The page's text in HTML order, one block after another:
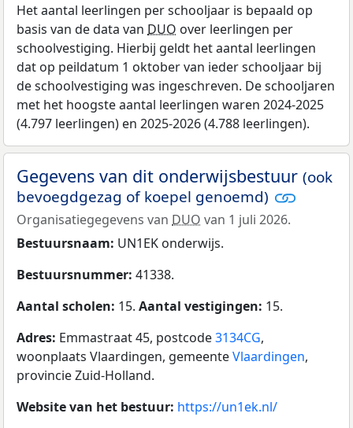
Het aantal leerlingen per schooljaar is bepaald op
basis van de data van DUO over leerlingen per
schoolvestiging. Hierbij geldt het aantal leerlingen
dat op peildatum 1 oktober van ieder schooljaar bij
de schoolvestiging was ingeschreven. De schooljaren
met het hoogste aantal leerlingen waren 2024-2025
(4.797 leerlingen) en 2025-2026 (4.788 leerlingen).
Gegevens van dit onderwijsbestuur (ook
bevoegdgezag of koepel genoemd)
Organisatiegegevens van DUO van 1 juli 2026.
Bestuursnaam: UN1EK onderwijs.
Bestuursnummer: 41338.
Aantal scholen: 15. Aantal vestigingen: 15.
Adres: Emmastraat 45, postcode3134CG,
woonplaats Vlaardingen, gemeenteVlaardingen,
provincie Zuid-Holland.
Website van het bestuur: https://un1ek.nl/